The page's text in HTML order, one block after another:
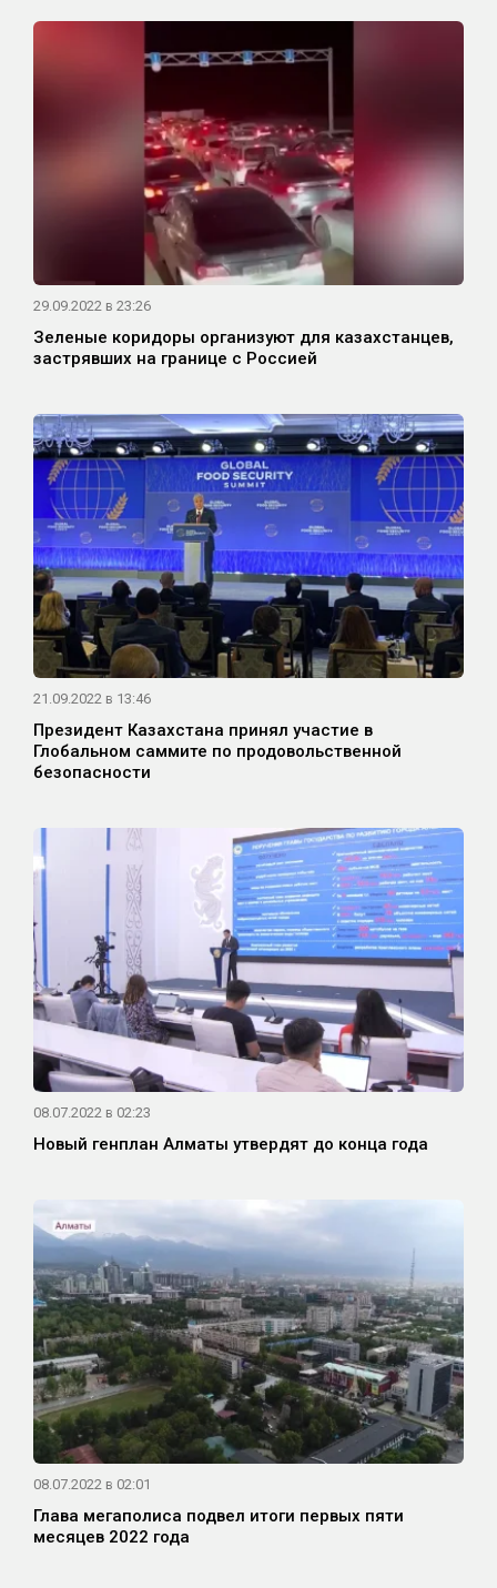
29.09.2022 в 23:26
Зеленые коридоры организуют для казахстанцев,
застрявших на границе с Россией
21.09.2022 в 13:46
Президент Казахстана принял участие в
Глобальном саммите по продовольственной
безопасности
08.07.2022 в 02:23
Новый генплан Алматы утвердят до конца года
08.07.2022 в 02:01
Глава мегаполиса подвел итоги первых пяти
месяцев 2022 года